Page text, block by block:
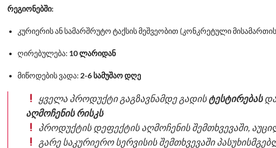
რეგიონებში:
კურიერის ან სამარშრუტო ტაქსის მეშვეობით (კონკრეტული
ღირებულება: 10 ლარიდან
მიწოდების ვადა: 2-6 სამუშაო დღე
ყველა პროდუქტი გაგზავნამდე გადისტესტირებასდა
აღმოჩენის რისკს
პროდუქტის დეფექტის აღმოჩენის შემთხვევაში,
გარე საკურიერო სერვისის შემთხვევაში